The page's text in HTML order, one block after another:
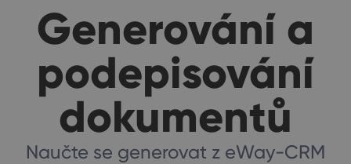
Generování a
podepisování
dokumentů
Naučte se generovat z eWay-CRM